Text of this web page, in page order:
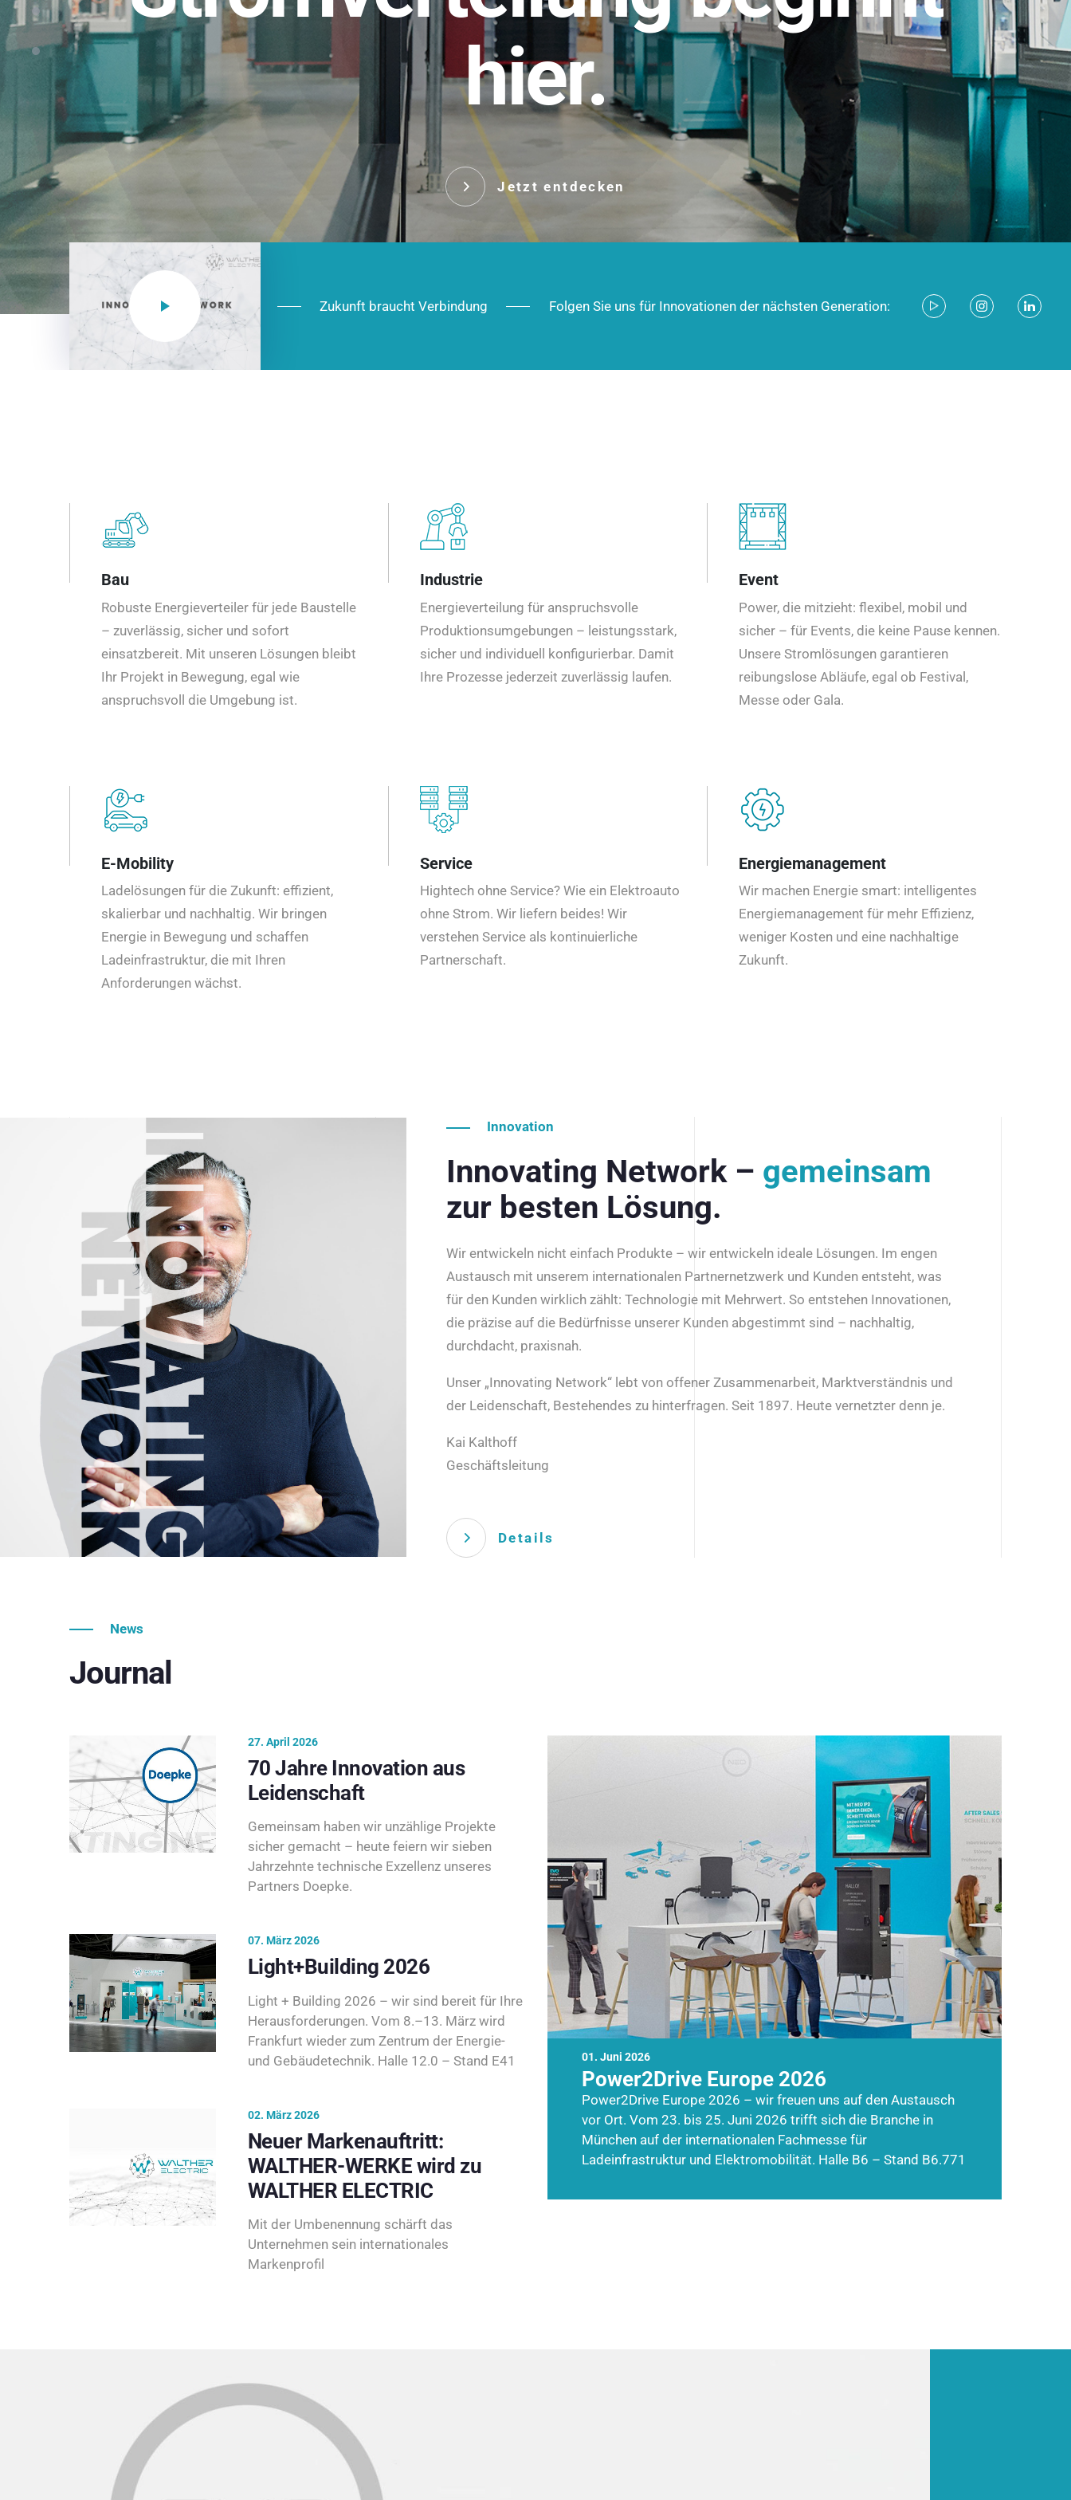
hier.
Jetzt entdecken
NEO CEE: Energieverteilung mit System. Robust im Alltag,
effizient in der Installation, zukunftsfähig im Ausbau.
Das innovative Stecksystem für industrielle Anwendungen –
robust, IP-geschützt und zukunftsfähig.
Jetzt entdecken
Zukunft braucht Verbindung Folgen Sie uns für Innovationen der nächsten Generation:
Bau
Robuste Energieverteiler für jede Baustelle
– zuverlässig, sicher und sofort
einsatzbereit. Mit unseren Lösungen bleibt
Ihr Projekt in Bewegung, egal wie
anspruchsvoll die Umgebung ist.
Industrie
Energieverteilung für anspruchsvolle
Produktionsumgebungen – leistungsstark,
sicher und individuell konfigurierbar. Damit
Ihre Prozesse jederzeit zuverlässig laufen.
Event
Power, die mitzieht: flexibel, mobil und
sicher – für Events, die keine Pause kennen.
Unsere Stromlösungen garantieren
reibungslose Abläufe, egal ob Festival,
Messe oder Gala.
E-Mobility
Ladelösungen für die Zukunft: effizient,
skalierbar und nachhaltig. Wir bringen
Energie in Bewegung und schaffen
Ladeinfrastruktur, die mit Ihren
Anforderungen wächst.
Service
Hightech ohne Service? Wie ein Elektroauto
ohne Strom. Wir liefern beides! Wir
verstehen Service als kontinuierliche
Partnerschaft.
Energiemanagement
Wir machen Energie smart: intelligentes
Energiemanagement für mehr Effizienz,
weniger Kosten und eine nachhaltige
Zukunft.
Innovation
Innovating Network – gemeinsam
zur besten Lösung.
Wir entwickeln nicht einfach Produkte – wir entwickeln ideale Lösungen. Im engen
Austausch mit unserem internationalen Partnernetzwerk und Kunden entsteht, was
für den Kunden wirklich zählt: Technologie mit Mehrwert. So entstehen Innovationen,
die präzise auf die Bedürfnisse unserer Kunden abgestimmt sind – nachhaltig,
durchdacht, praxisnah.
Unser „Innovating Network“ lebt von offener Zusammenarbeit, Marktverständnis und
der Leidenschaft, Bestehendes zu hinterfragen. Seit 1897. Heute vernetzter denn je.
Kai Kalthoff
Geschäftsleitung
Details
News
Journal
01. Juni 2026
Power2Drive Europe 2026
Power2Drive Europe 2026 – wir freuen uns auf den Austausch
vor Ort. Vom 23. bis 25. Juni 2026 trifft sich die Branche in
München auf der internationalen Fachmesse für
Ladeinfrastruktur und Elektromobilität. Halle B6 – Stand B6.771
27. April 2026
70 Jahre Innovation aus
Leidenschaft
Gemeinsam haben wir unzählige Projekte
sicher gemacht – heute feiern wir sieben
Jahrzehnte technische Exzellenz unseres
Partners Doepke.
07. März 2026
Light+Building 2026
Light + Building 2026 – wir sind bereit für Ihre
Herausforderungen. Vom 8.–13. März wird
Frankfurt wieder zum Zentrum der Energie-
und Gebäudetechnik. Halle 12.0 – Stand E41
02. März 2026
Neuer Markenauftritt:
WALTHER-WERKE wird zu
WALTHER ELECTRIC
Mit der Umbenennung schärft das
Unternehmen sein internationales
Markenprofil